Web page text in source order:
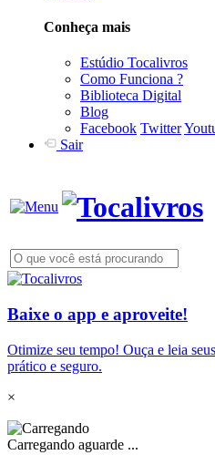
Conheça mais
Estúdio Tocalivros
Como Funciona ?
Biblioteca Digital
Blog
Facebook Twitter
Sair
Baixe o app e aproveite!
Otimize seu tempo! Ouça e leia
prático e seguro.
×
Carregando aguarde ...